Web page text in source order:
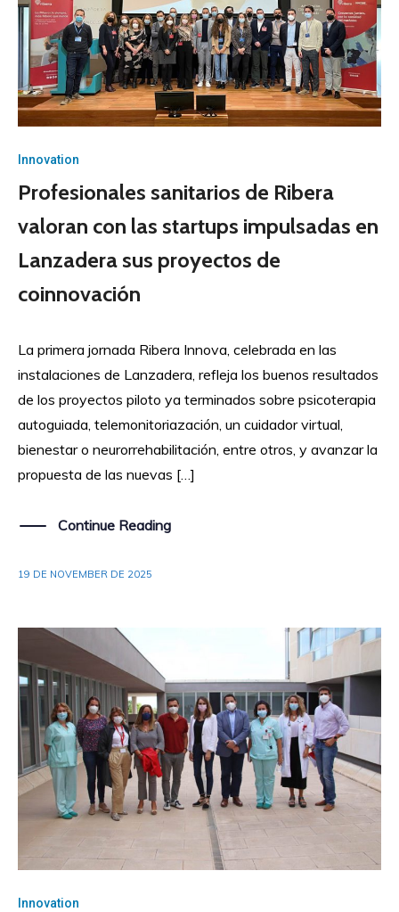
Innovation
Profesionales sanitarios de Ribera
valoran con las startups impulsadas en
Lanzadera sus proyectos de
coinnovación
La primera jornada Ribera Innova, celebrada en las
instalaciones de Lanzadera, refleja los buenos resultados
de los proyectos piloto ya terminados sobre psicoterapia
autoguiada, telemonitoriazación, un cuidador virtual,
bienestar o neurorrehabilitación, entre otros, y avanzar la
propuesta de las nuevas […]
Continue Reading
19 DE NOVEMBER DE 2025
Innovation